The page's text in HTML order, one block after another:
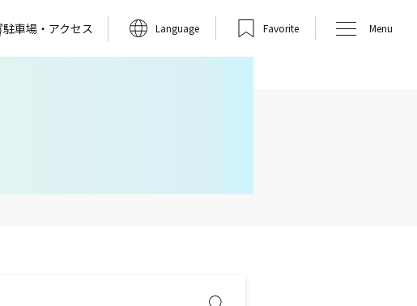
駐車場・アクセス Favorite
Language Menu